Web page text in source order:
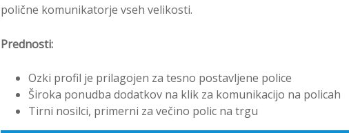
polične komunikatorje vseh velikosti.
Prednosti:
Ozki profil je prilagojen za tesno postavljene police
Široka ponudba dodatkov na klik za komunikacijo na policah
Tirni nosilci, primerni za večino polic na trgu